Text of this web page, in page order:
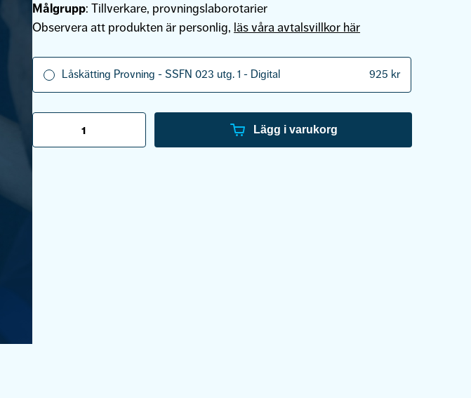
Målgrupp: Tillverkare, provningslaborotarier
Observera att produkten är personlig, läs våra avtalsvillkor här
Låskätting Provning - SSFN 023 utg. 1 - Digital 925 kr
Låskätting
SSFN
Lägg i varukorg